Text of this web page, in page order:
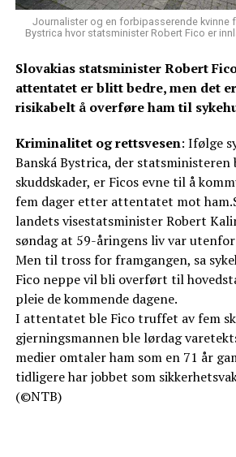
Journalister og en forbipasserende kvinne
Bystrica hvor statsminister Robert Fico er
Slovakias statsminister Robert
attentatet er blitt bedre, men det
risikabelt å overføre ham til
Kriminalitet og rettsvesen: Ifølge
Banská Bystrica, der statsministeren
skuddskader, er Ficos evne til å
fem dager etter attentatet mot
landets visestatsminister Robert
søndag at 59-åringens liv var
Men til tross for framgangen, sa
Fico neppe vil bli overført til
pleie de kommende dagene.
I attentatet ble Fico truffet av fem
gjerningsmannen ble lørdag
medier omtaler ham som en 71 år
tidligere har jobbet som
(©NTB)